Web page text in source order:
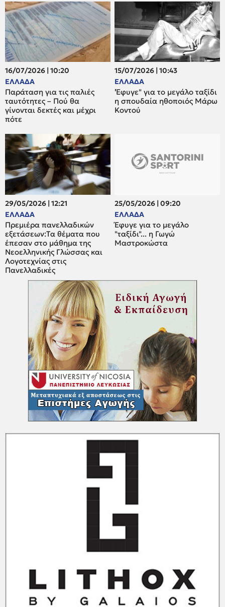
16/07/2026 | 10:20
ΕΛΛΑΔΑ
Παράταση για τις παλιές
ταυτότητες – Πού θα
γίνονται δεκτές και μέχρι
πότε
15/07/2026 | 10:43
ΕΛΛΑΔΑ
'Έφυγε" για το μεγάλο ταξίδι
η σπουδαία ηθοποιός Μάρω
Κοντού
29/05/2026 | 12:21
ΕΛΛΑΔΑ
Πρεμιέρα πανελλαδικών
εξετάσεων:Tα θέματα που
έπεσαν στο μάθημα της
Νεοελληνικής Γλώσσας και
Λογοτεχνίας στις
Πανελλαδικές
25/05/2026 | 09:20
ΕΛΛΑΔΑ
Έφυγε για το μεγάλο
"ταξίδι"... η Γωγώ
Μαστροκώστα